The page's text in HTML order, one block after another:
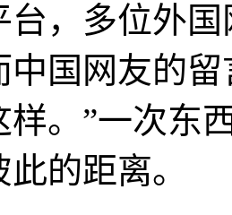
多位外国
中国网友的
样。”一次东
的距离。